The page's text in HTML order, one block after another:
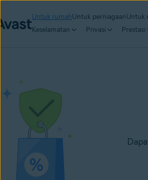
Untuk rumahUntuk perniagaanUntuk
Keselamatan
Privasi Prestasi